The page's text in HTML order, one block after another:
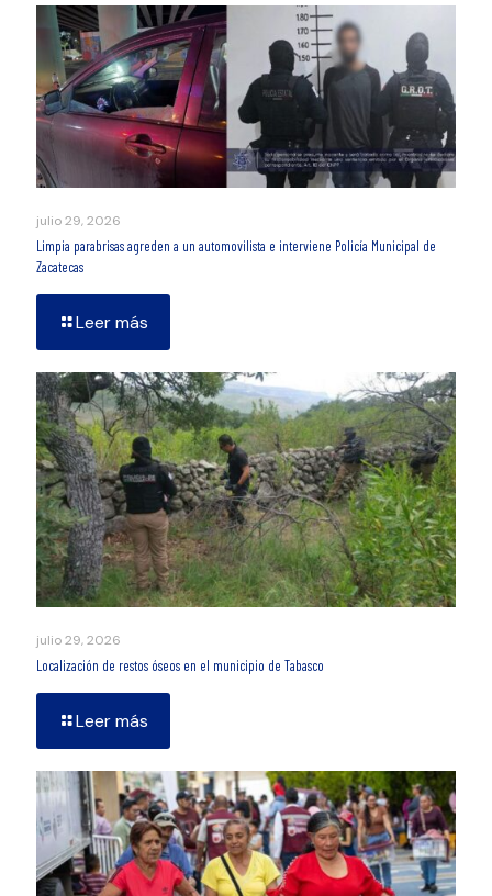
julio 29, 2026
Limpia parabrisas agreden a un automovilista e interviene Policía Municipal de
Zacatecas
Leer más
julio 29, 2026
Localización de restos óseos en el municipio de Tabasco
Leer más